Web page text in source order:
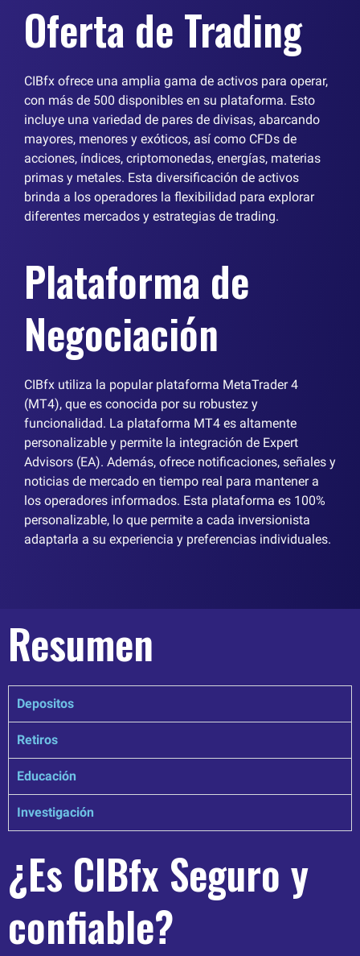
Oferta de Trading
CIBfx ofrece una amplia gama de activos para operar,
con más de 500 disponibles en su plataforma. Esto
incluye una variedad de pares de divisas, abarcando
mayores, menores y exóticos, así como CFDs de
acciones, índices, criptomonedas, energías, materias
primas y metales. Esta diversificación de activos
brinda a los operadores la flexibilidad para explorar
diferentes mercados y estrategias de trading.
Plataforma de
Negociación
CIBfx utiliza la popular plataforma MetaTrader 4
(MT4), que es conocida por su robustez y
funcionalidad. La plataforma MT4 es altamente
personalizable y permite la integración de Expert
Advisors (EA). Además, ofrece notificaciones, señales y
noticias de mercado en tiempo real para mantener a
los operadores informados. Esta plataforma es 100%
personalizable, lo que permite a cada inversionista
adaptarla a su experiencia y preferencias individuales.
Resumen
Depositos
Retiros
Educación
Investigación
¿Es CIBfx Seguro y
confiable?